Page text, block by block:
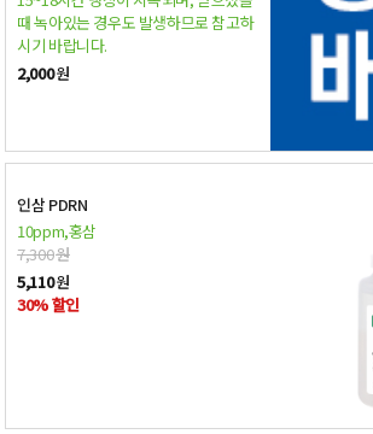
때 녹아있는 경우도 발생하므로 참고하
시기 바랍니다.
2,000원
인삼 PDRN
10ppm,홍삼
7,300원
5,110원
30% 할인